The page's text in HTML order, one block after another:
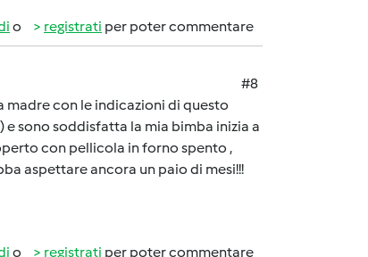
o registrati per poter commentare
#8
madre con le indicazioni di questo
sono soddisfatta la mia bimba inizia a
con pellicola in forno spento ,
aspettare ancora un paio di mesi!!!
o registrati per poter commentare